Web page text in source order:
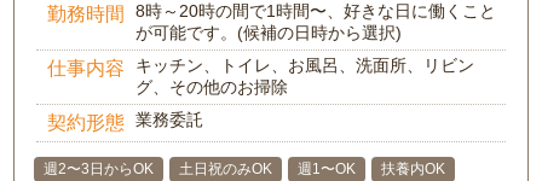
勤務時間
8時～20時の間で1時間〜、好きな日に働くこと
が可能です。(候補の日時から選択)
仕事内容
キッチン、トイレ、お風呂、洗面所、リビン
グ、その他のお掃除
契約形態 業務委託
週2〜3日からOK 土日祝のみOK 週1〜OK
扶養内OK